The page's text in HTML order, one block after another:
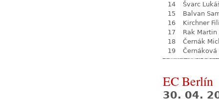
14
Švarc
15
Balvan
16
Kirchner
17
Rak Martin
18
Černák
19
EC Berlín
30. 04.